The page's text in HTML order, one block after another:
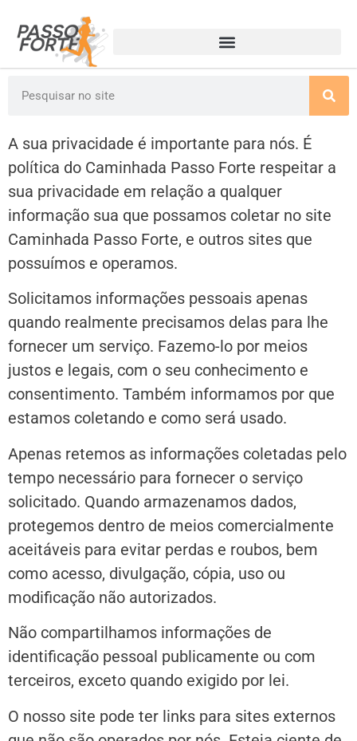
A sua privacidade é importante para nós. É
política do Caminhada Passo Forte respeitar a
sua privacidade em relação a qualquer
informação sua que possamos coletar no site
Caminhada Passo Forte, e outros sites que
possuímos e operamos.
Solicitamos informações pessoais apenas
quando realmente precisamos delas para lhe
fornecer um serviço. Fazemo-lo por meios
justos e legais, com o seu conhecimento e
consentimento. Também informamos por que
estamos coletando e como será usado.
Apenas retemos as informações coletadas pelo
tempo necessário para fornecer o serviço
solicitado. Quando armazenamos dados,
protegemos dentro de meios comercialmente
aceitáveis para evitar perdas e roubos, bem
como acesso, divulgação, cópia, uso ou
modificação não autorizados.
Não compartilhamos informações de
identificação pessoal publicamente ou com
terceiros, exceto quando exigido por lei.
O nosso site pode ter links para sites externos